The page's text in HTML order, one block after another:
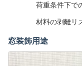
荷重条件下で
材料の剥離リ
窓装飾用途